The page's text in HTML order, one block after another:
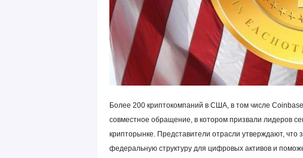
Более 200 криптокомпаний в США, в том числе
совместное обращение, в котором призвали лидеров
крипторынке. Представители отрасли утверждают, что
федеральную структуру для цифровых активов и